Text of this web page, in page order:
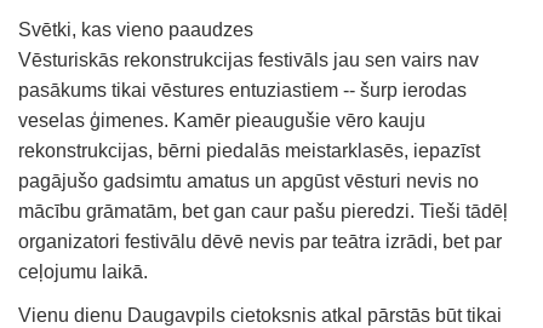
Svētki, kas vieno paaudzes
Vēsturiskās rekonstrukcijas festivāls jau sen vairs nav
pasākums tikai vēstures entuziastiem -- šurp ierodas
veselas ģimenes. Kamēr pieaugušie vēro kauju
rekonstrukcijas, bērni piedalās meistarklasēs, iepazīst
pagājušo gadsimtu amatus un apgūst vēsturi nevis no
mācību grāmatām, bet gan caur pašu pieredzi. Tieši tādēļ
organizatori festivālu dēvē nevis par teātra izrādi, bet par
ceļojumu laikā.
Vienu dienu Daugavpils cietoksnis atkal pārstās būt tikai